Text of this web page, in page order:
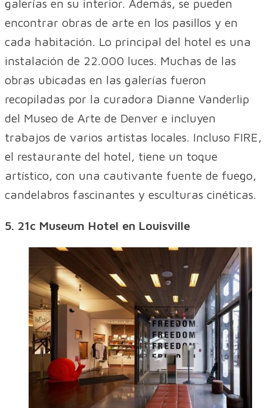
galerías en su interior. Además, se pueden
encontrar obras de arte en los pasillos y en
cada habitación. Lo principal del hotel es una
instalación de 22.000 luces. Muchas de las
obras ubicadas en las galerías fueron
recopiladas por la curadora Dianne Vanderlip
del Museo de Arte de Denver e incluyen
trabajos de varios artistas locales. Incluso FIRE,
el restaurante del hotel, tiene un toque
artístico, con una cautivante fuente de fuego,
candelabros fascinantes y esculturas cinéticas.
5. 21c Museum Hotel en Louisville